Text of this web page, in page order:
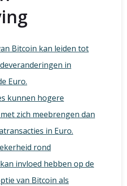
Bitcoin kan leiden tot
in
Euro.
kunnen hogere
zich meebrengen dan
in Euro.
rond
invloed hebben op de
van Bitcoin als